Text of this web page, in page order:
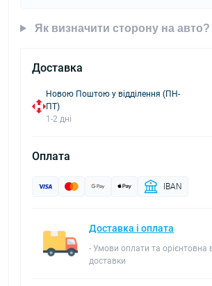
Як визначити сторону на авто?
Доставка
Новою Поштою у відділення (ПН-
ПТ)
1-2 дні
Оплата
IBAN
Доставка і оплата
- Умови оплати та орієнтовна
доставки